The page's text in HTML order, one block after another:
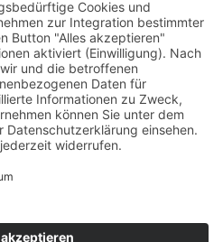
und Unternehmen erhalten
ihrer Produkte dauerhaft zu
neuen Anforderungen effizient und
Sie unser Partner trinasco gerne.
die Beratung von trinasco
+49 40 46868000